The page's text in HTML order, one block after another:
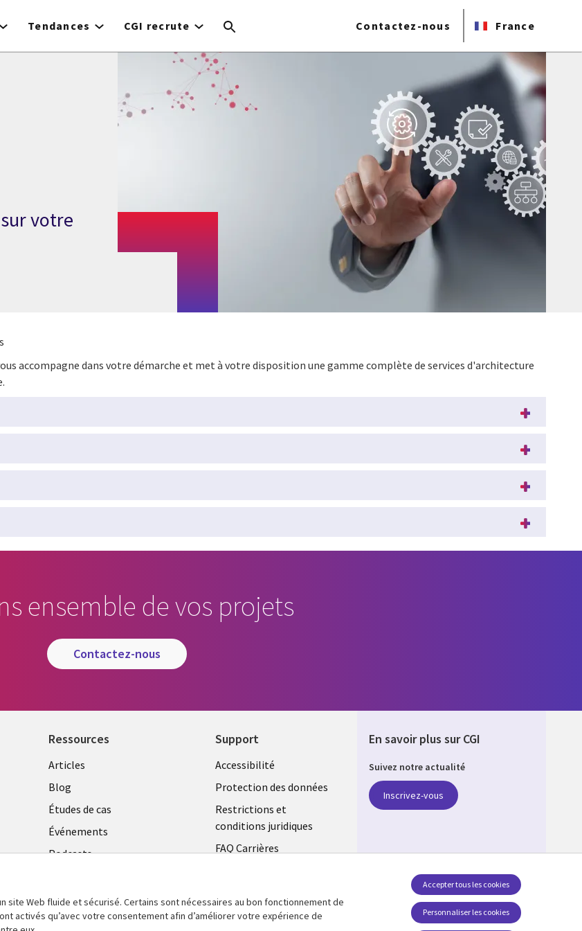
Tendances CGI recrute Contactez-nous France
votre
accompagne dans votre démarche et met à votre disposition une gamme complète de services d'architecture
ensemble de vos projets
contactez-nous
Ressources
Library
Links
FRANCE
Articles
Blog
Études de cas
Événements
Podcasts
Vidéos
En voir plus
Support
Legal
FRANCE
Accessibilité
Protection des données
Restrictions et
conditions juridiques
FAQ Carrières
En savoir plus sur CGI
Suivez notre actualité
Inscrivez-vous
Retrouvez-nous sur les réseaux
Web fluide et sécurisé. Certains sont nécessaires au bon fonctionnement de
activés qu’avec votre consentement afin d’améliorer votre expérience de
Personnaliser les cookies
Accepter tous les cookies